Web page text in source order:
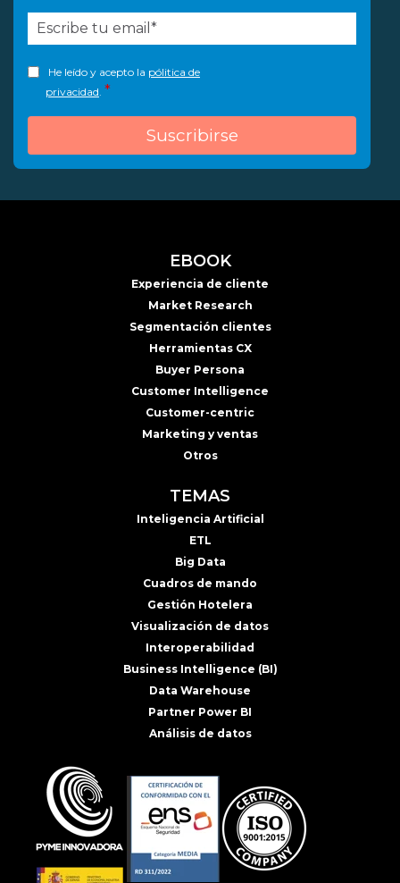
He leído y acepto la pólitica de
privacidad *
EBOOK
Experiencia de cliente
Market Research
Segmentación clientes
Herramientas CX
Buyer Persona
Customer Intelligence
Customer-centric
Marketing y ventas
Otros
TEMAS
Inteligencia Artificial
ETL
Big Data
Cuadros de mando
Gestión Hotelera
Visualización de datos
Interoperabilidad
Business Intelligence (BI)
Data Warehouse
Partner Power BI
Análisis de datos